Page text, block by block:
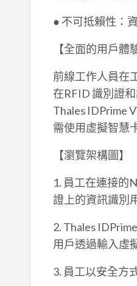
● 不可抵賴性：
【全面的用戶體
前線工作人員在
在RFID 識別證
Thales IDPrime
需使用虛擬智慧
【瀏覽架構圖】
1. 員工在連接的
證上的資訊識別
2. Thales
用戶透過輸入虛
3. 員工以安全方